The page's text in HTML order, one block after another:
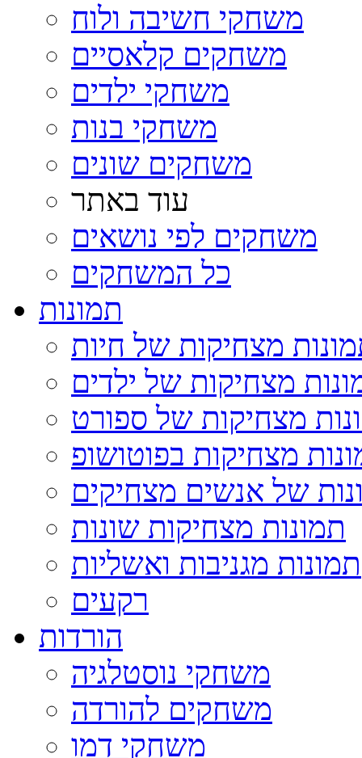
משחקי חשיבה ולוח
משחקים קלאסיים
משחקי ילדים
משחקי בנות
משחקים שונים
עוד באתר
משחקים לפי נושאים
כל המשחקים
תמונות
מצחיקות של חיות
מצחיקות של ילדים
מצחיקות של ספורט
מצחיקות בפוטושופ
של אנשים מצחיקים
תמונות מצחיקות שונות
תמונות מגניבות ואשליות
רקעים
הורדות
משחקי נוסטלגיה
משחקים להורדה
משחקי דמו